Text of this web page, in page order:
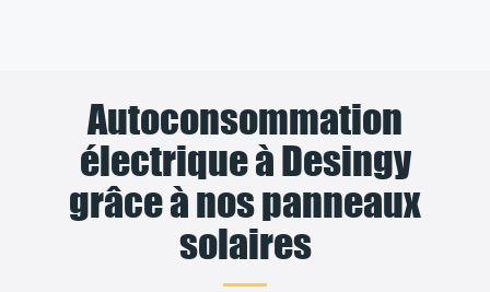
Autoconsommation
électrique à Desingy
grâce à nos panneaux
solaires